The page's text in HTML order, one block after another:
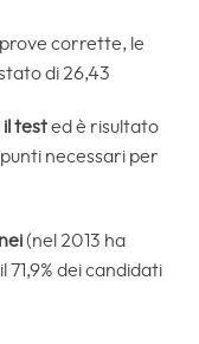
prove corrette, le
di 26,43
il tested è risultato
necessari per
(nel 2013 ha
dei candidati